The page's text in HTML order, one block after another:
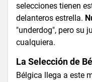
selecciones tienen
delanteros estrella.
"underdog", pero su
cualquiera.
La Selección de
Bélgica llega a este